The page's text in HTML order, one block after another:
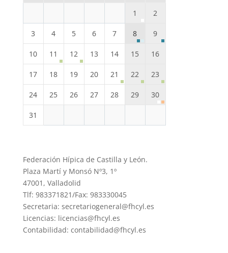
1 2
3 4 5 6 7 8 9
10 11 12 13 14 15 16
17 18 19 20 21 22 23
24 25 26 27 28 29 30
31
Federación Hípica de Castilla y León.
Plaza Martí y Monsó Nº3, 1º
47001, Valladolid
Tlf: 983371821/Fax: 983330045
Secretaria: secretariogeneral@fhcyl.es
Licencias: licencias@fhcyl.es
Contabilidad: contabilidad@fhcyl.es